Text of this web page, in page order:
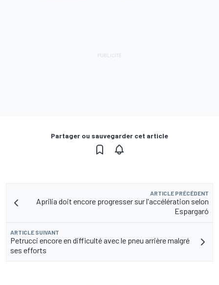
Partager ou sauvegarder cet article
ARTICLE PRÉCÉDENT
Aprilia doit encore progresser sur l'accélération selon
Espargaró
ARTICLE SUIVANT
Petrucci encore en difficulté avec le pneu arrière malgré
ses efforts